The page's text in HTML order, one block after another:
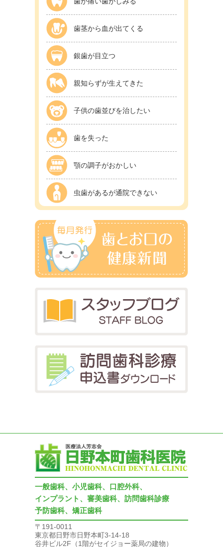
歯茎から血が出てくる
銀歯が目立つ
親知らずが生えてきた
子供の歯並びを治したい
歯を失った
顎の調子がおかしい
虫歯があるが通院できない
一般歯科、小児歯科、口腔外科、
インプラント、審美歯科、訪問歯科診療
予防歯科、矯正歯科
〒191-0011
東京都日野市日野本町3-14-18
谷井ビル2F（1階がセイジョー薬局の建物）